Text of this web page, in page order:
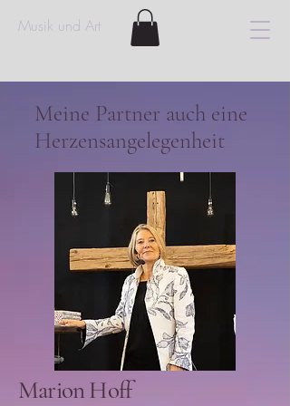
Musik und Art
Meine Partner auch eine
Herzensangelegenheit
Marion Hoff